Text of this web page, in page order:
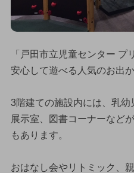
「戸田市立児童センター
安心して遊べる人気のお出
3階建ての施設内には、乳
展示室、図書コーナーなど
もあります。
おはなし会やリトミック、